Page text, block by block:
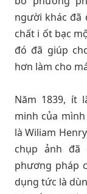
người khác đã
chất i ốt bạc
đó đã giúp
hơn làm cho
Năm 1839, ít
minh của
là Wiliam
chụp ảnh đã
phương pháp
dụng tức là